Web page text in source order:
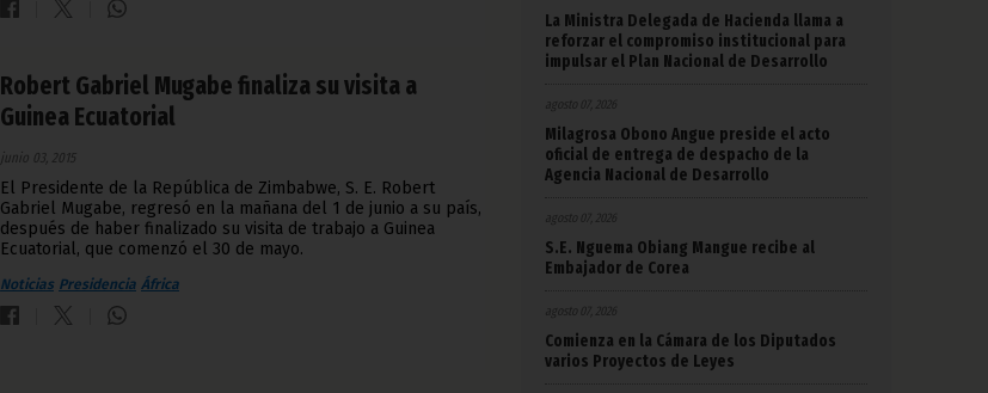
Robert Gabriel Mugabe finaliza su visita a
Guinea Ecuatorial
junio 03, 2015
El Presidente de la República de Zimbabwe, S. E. Robert
Gabriel Mugabe, regresó en la mañana del 1 de junio a su país,
después de haber finalizado su visita de trabajo a Guinea
Ecuatorial, que comenzó el 30 de mayo.
Noticias Presidencia África
La Ministra Delegada de Hacienda llama a
reforzar el compromiso institucional para
impulsar el Plan Nacional de Desarrollo
agosto 07, 2026
Milagrosa Obono Angue preside el acto
oficial de entrega de despacho de la
Agencia Nacional de Desarrollo
agosto 07, 2026
S.E. Nguema Obiang Mangue recibe al
Embajador de Corea
agosto 07, 2026
Comienza en la Cámara de los Diputados
varios Proyectos de Leyes